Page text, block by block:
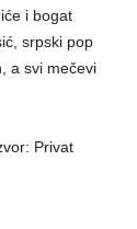
i bogat
srpski pop
a svi mečevi
Privat